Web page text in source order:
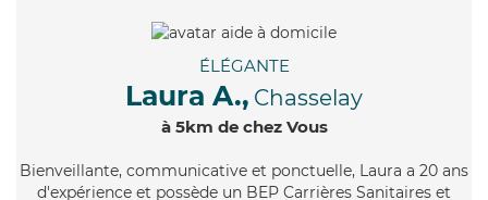
ÉLÉGANTE
Laura A., Chasselay
à 5km de chez Vous
Bienveillante, communicative et ponctuelle, Laura a 20 ans
d'expérience et possède un BEP Carrières Sanitaires et